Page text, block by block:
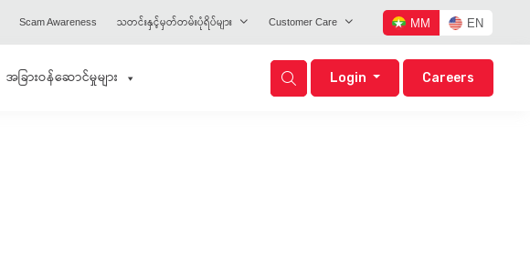
Scam Awareness သတင်းနှင့်မှတ်တမ်းပုံရိပ်များ Customer Care MM EN
အခြားဝန်ဆောင်မှုများ Login Careers